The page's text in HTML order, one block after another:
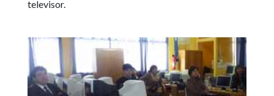
televisor.